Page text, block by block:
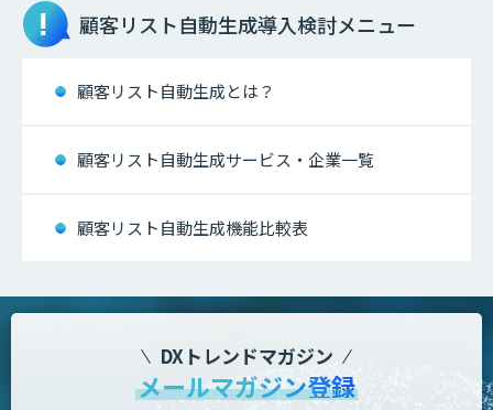
顧客リスト自動生成導入検討メニュー
顧客リスト自動生成とは？
顧客リスト自動生成サービス・企業一覧
顧客リスト自動生成機能比較表
DXトレンドマガジン
メールマガジン登録